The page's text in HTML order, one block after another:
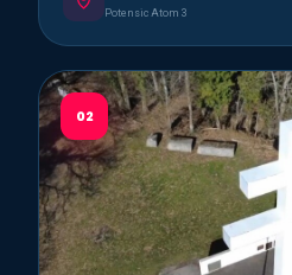
Potensic Atom 3
02